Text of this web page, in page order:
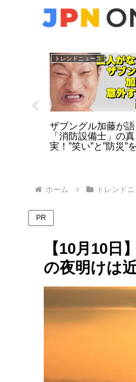
トレンドニュース
ザブングル加藤が語
「消防設備士」の真
実！”笑い”と”防災”
ホーム トレンド
PR
【10月10
の夜明けは